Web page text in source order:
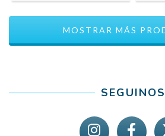
MOSTRAR MÁS
SEGUINOS